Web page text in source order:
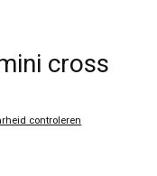
cross
controleren